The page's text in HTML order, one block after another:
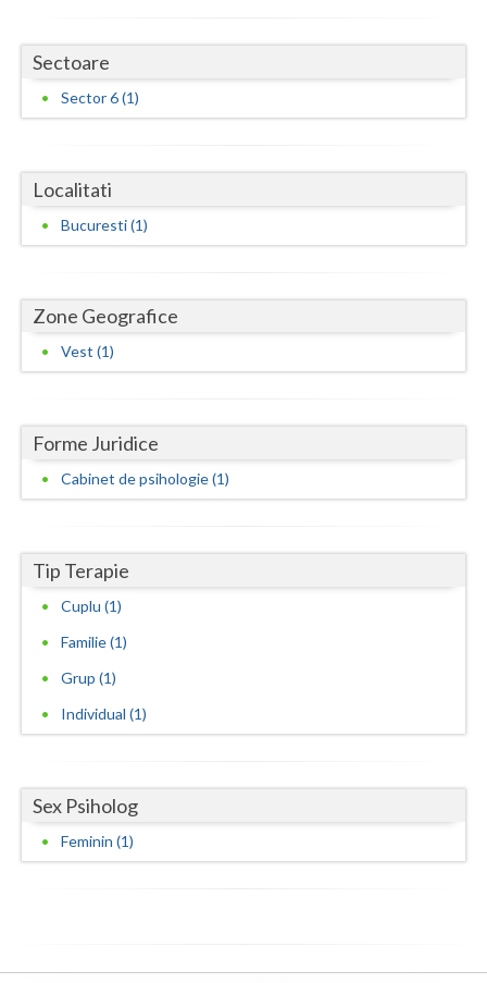
Ialomita
Iasi
Maramures
Mehedinti
Neamt
Salaj
Suceava
Tulcea
Vaslui
Vrancea
Sectoare
Sector 6 (1)
Localitati
Bucuresti (1)
Zone Geografice
Vest (1)
Forme Juridice
Cabinet de psihologie (1)
Tip Terapie
Cuplu (1)
Familie (1)
Grup (1)
Individual (1)
Sex Psiholog
Feminin (1)